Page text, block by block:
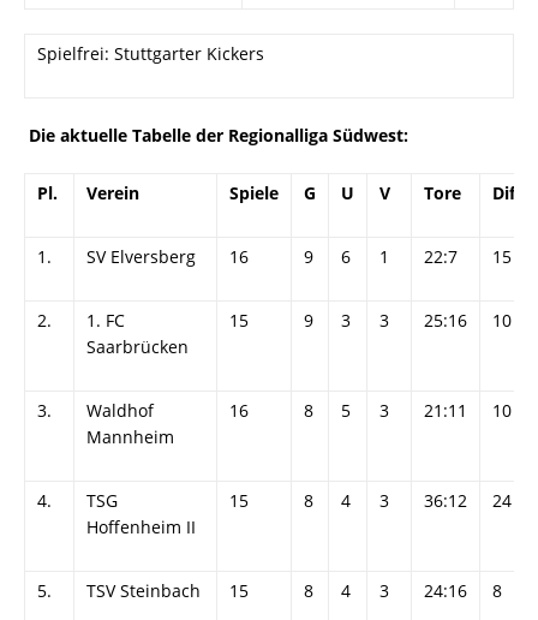
Spielfrei: Stuttgarter Kickers
Die aktuelle Tabelle der Regionalliga Südwest:
Pl. Verein Spiele G U V Tore Diff.
1. SV Elversberg 16 9 6 1 22:7 15
2.
1. FC
Saarbrücken
15 9 3 3 25:16 10
3.
Waldhof
Mannheim
16 8 5 3 21:11 10
4.
TSG
Hoffenheim II
15 8 4 3 36:12 24
5. TSV Steinbach 15 8 4 3 24:16 8